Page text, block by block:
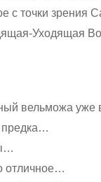
с точки зрения
Уходящая
вельможа уже
предка…
отличное…